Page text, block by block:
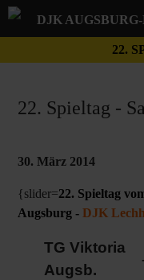
22.
22. Spieltag -
30. März 2014
{slider=22. Spieltag
Augsburg -DJK
TG Viktoria
Augsb.
DJK